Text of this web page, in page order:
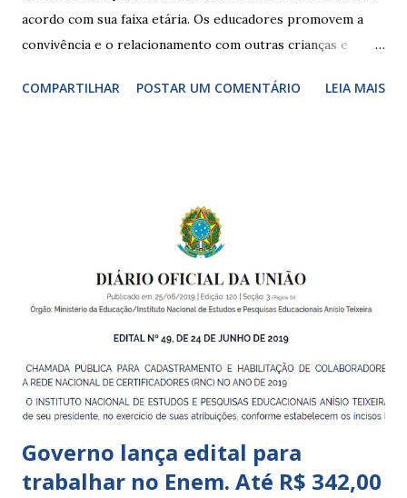
acordo com sua faixa etária. Os educadores promovem a
convivência e o relacionamento com outras crianças e
garantir o direito das crianças a uma educação integral e de
crianças de zero a 3 anos e 11 meses; – EMEIs - Escolas
Municipais de Educação Infantil, que atendem crianças de 4
a 5 anos e 11 meses; – CEMEI - Centro Municipal de
Educação Infantil, que recebe crianças de zero a 5 anos e 11
Indígena, e trabalham com cri...
COMPARTILHAR POSTAR UM COMENTÁRIO LEIA MAIS
Governo lança edital para
trabalhar no Enem. Até R$ 342,00